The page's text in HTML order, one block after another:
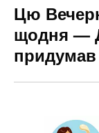
Цю
щодня —